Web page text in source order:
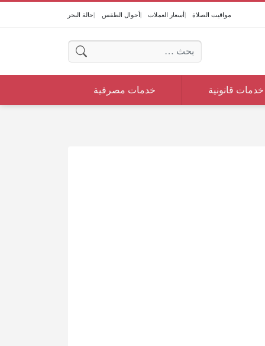
مواقيت الصلاة أسعار العملات أحوال الطقس حالة البحر
البحث عن:
خدمات قانونية خدمات مصرفية